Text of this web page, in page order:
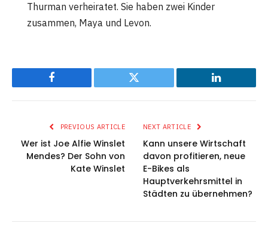
Thurman verheiratet. Sie haben zwei Kinder
zusammen, Maya und Levon.
Facebook Twitter LinkedIn
PREVIOUS ARTICLE
Wer ist Joe Alfie Winslet
Mendes? Der Sohn von
Kate Winslet
NEXT ARTICLE
Kann unsere Wirtschaft
davon profitieren, neue
E-Bikes als
Hauptverkehrsmittel in
Städten zu übernehmen?